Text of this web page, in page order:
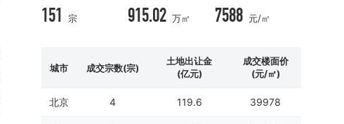
151 宗 915.02 万㎡ 7588 元/㎡
城市 成交宗数(宗)
土地出让金
(亿元)
成交楼面价
(元/㎡)
北京 4 119.6 39978